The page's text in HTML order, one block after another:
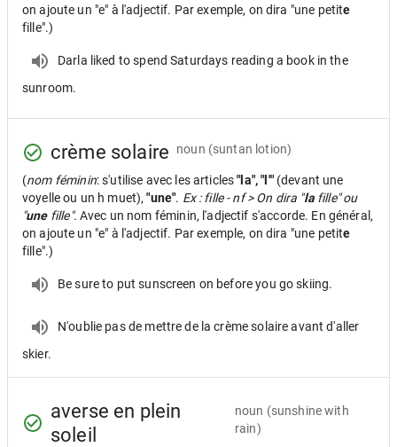
on ajoute un "e" à l'adjectif. Par exemple, on dira "une petite
fille".)
Darla liked to spend Saturdays reading a book in the
sunroom.
crème solaire noun (suntan lotion)
(nom féminin: s'utilise avec les articles"la", "l'" (devant une
voyelle ou un h muet),"une". Ex : fille - nf > On dira "lafille" ou
"unefille". Avec un nom féminin, l'adjectif s'accorde. En général,
on ajoute un "e" à l'adjectif. Par exemple, on dira "une petite
fille".)
Be sure to put sunscreen on before you go skiing.
N'oublie pas de mettre de la crème solaire avant d'aller
skier.
averse en plein
soleil
noun (sunshine with
rain)